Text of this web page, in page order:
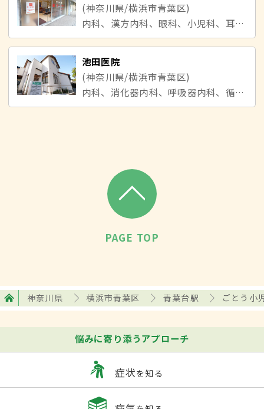
(神奈川県/横浜市青葉区)
内科、漢方内科、眼科、小児科、耳鼻咽喉科
池田医院
(神奈川県/横浜市青葉区)
内科、消化器内科、呼吸器内科、循環器内科、小児科
PAGE TOP
神奈川県 横浜市青葉区 青葉台駅 ごとう小
悩みに寄り添うアプローチ
症状を知る